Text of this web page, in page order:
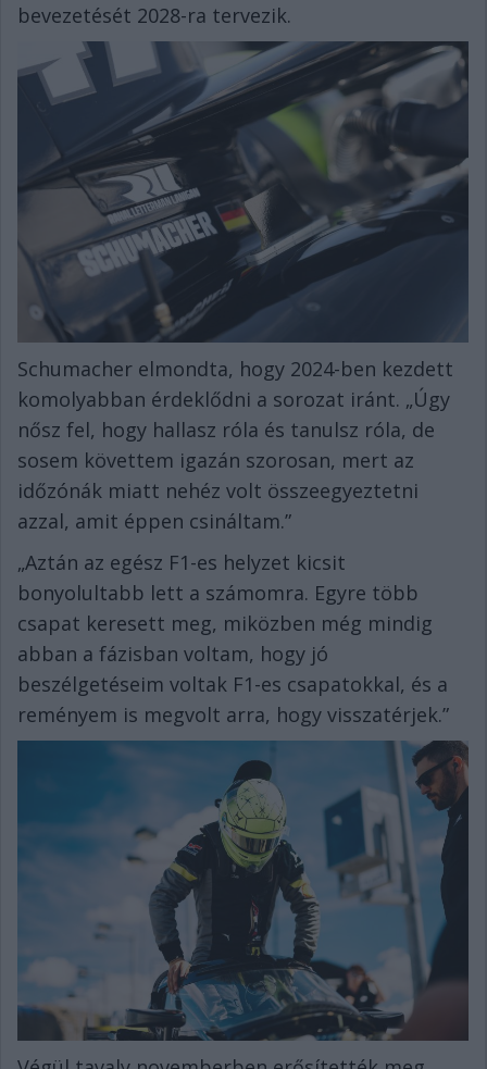
bevezetését 2028-ra tervezik.
Schumacher elmondta, hogy 2024-ben kezdett
komolyabban érdeklődni a sorozat iránt. „Úgy
nősz fel, hogy hallasz róla és tanulsz róla, de
sosem követtem igazán szorosan, mert az
időzónák miatt nehéz volt összeegyeztetni
azzal, amit éppen csináltam.”
„Aztán az egész F1-es helyzet kicsit
bonyolultabb lett a számomra. Egyre több
csapat keresett meg, miközben még mindig
abban a fázisban voltam, hogy jó
beszélgetéseim voltak F1-es csapatokkal, és a
reményem is megvolt arra, hogy visszatérjek.”